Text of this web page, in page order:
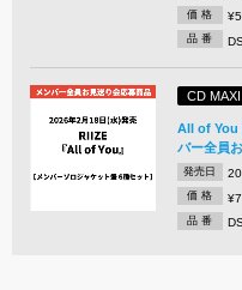
価 格
品 番
CD MAXI
All of You
バー全員
発売日
価 格
品 番